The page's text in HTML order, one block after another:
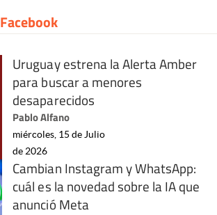
Facebook
Uruguay estrena la Alerta Amber
para buscar a menores
desaparecidos
Pablo Alfano
miércoles, 15 de Julio
de 2026
Cambian Instagram y WhatsApp:
cuál es la novedad sobre la IA que
anunció Meta